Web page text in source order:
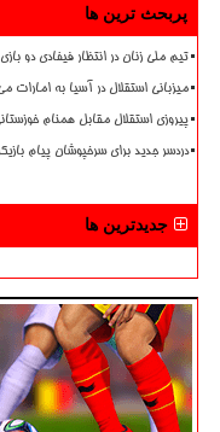
پربحث ترین ها
تیم ملی زنان در انتظار فیفادی دو
میزبانی استقلال در آسیا به امارات
پیروزی استقلال مقابل همنام
دردسر جدید برای سرخپوشان پیام
جدیدترین ها